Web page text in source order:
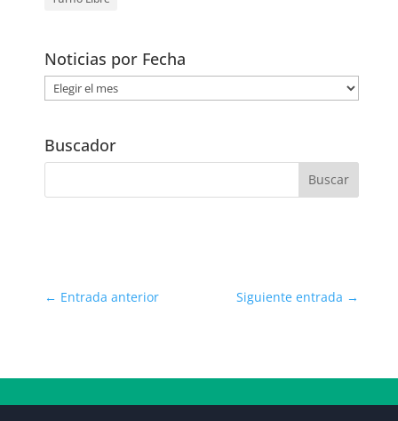
Noticias por Fecha
Noticias
por
Buscador
← Entrada anterior Siguiente entrada →